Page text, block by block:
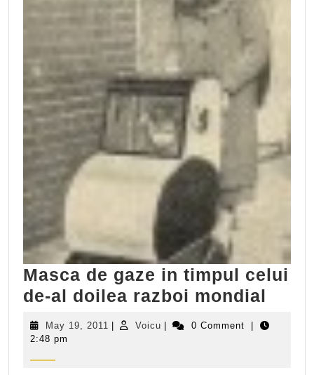
Masca de gaze in timpul celui
de-al doilea razboi mondial
de
May 19, 2011 May
Voicu Voicu 0 Comment
2:48 pm